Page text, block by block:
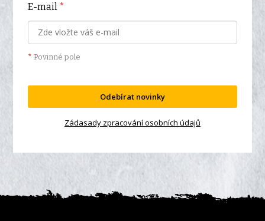
E-mail *
* Povinné pole
Odebírat novinky
Zádasady zpracování osobních údajů